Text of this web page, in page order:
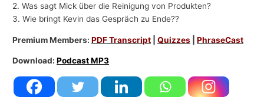
2. Was sagt Mick über die Reinigung von Produkten?
3. Wie bringt Kevin das Gespräch zu Ende??
Premium Members:PDF Transcript |Quizzes |PhraseCast
Download:Podcast MP3